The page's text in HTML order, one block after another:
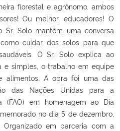
florestal e agrônomo, ambos
Ou melhor, educadores! O
Sr. Solo mantêm uma conversa
cuidar dos solos para que
O Sr. Solo explica ao
e simples, o trabalho em equipe
alimentos. A obra foi uma das
das Nações Unidas para a
(FAO) em homenagem ao Dia
no dia 5 de dezembro,
em parceria com a